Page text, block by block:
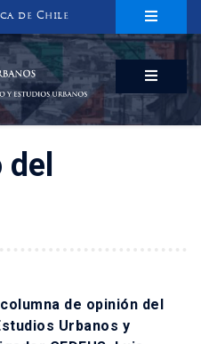
de Chile
URBANOS
DISEÑO Y ESTUDIOS URBANOS
de opinión del
Urbanos y